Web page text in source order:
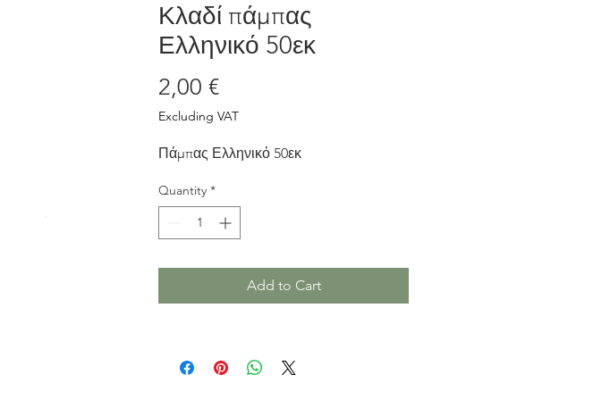
Κλαδί πάμπας
Ελληνικό 50εκ
2,00 €Price
Excluding VAT
Πάμπας Ελληνικό 50εκ
Quantity *
Add to Cart